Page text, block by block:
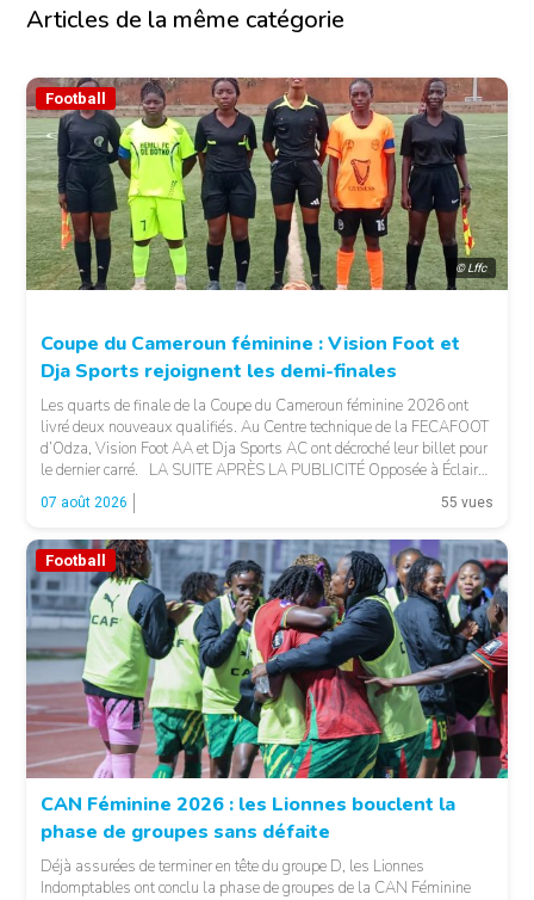
Articles de la même catégorie
© Lffc
Football
Coupe du Cameroun féminine : Vision Foot et
Dja Sports rejoignent les demi-finales
Les quarts de finale de la Coupe du Cameroun féminine 2026 ont
livré deux nouveaux qualifiés. Au Centre technique de la FECAFOOT
d’Odza, Vision Foot AA et Dja Sports AC ont décroché leur billet pour
le dernier carré. LA SUITE APRÈS LA PUBLICITÉ Opposée à Éclair
FF, Vision Foot a dû patienter jusqu’à la […]
07 août 2026 55 vues
Football
CAN Féminine 2026 : les Lionnes bouclent la
phase de groupes sans défaite
Déjà assurées de terminer en tête du groupe D, les Lionnes
Indomptables ont conclu la phase de groupes de la CAN Féminine